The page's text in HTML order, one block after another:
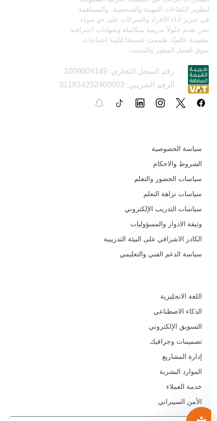
لتطوير الكفاءات المهنية والشخصية، والمساهمة
في تعزيز أداء الأفراد والشركات على حدٍ سواء.
نحن نقدم حلولاً تدريبية متكاملة وشهادات احترافية
معتمدة عالميًا، صُممت خصيصًا لتلبية احتياجات
سوق العمل المتغير والمتجدد.
رقم السجل التجاري: 1009004149
الرقم الضريبي: 311834232400003
سياسة الخصوصية
الشروط والاحكام
سياسات الحضور والتعلم
سياسات نزاهة التعلم
سياسات التدريب الإلكتروني
وثيقة الادوار والمسؤوليات
الكادر الاشرافي على البيئة التدريبية
سياسة الدعم الفني والتعليمي
اللغة الانجليزية
الذكاء الاصطناعي
التسويق الإلكتروني
تصميمات وجرافيك
إدارة المشاريع
الموارد البشرية
خدمة العملاء
الأمن السيبراني